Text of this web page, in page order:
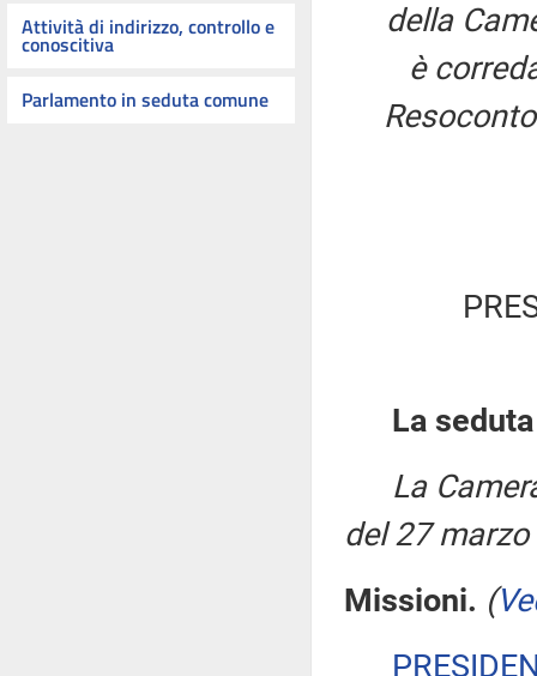
Attività di indirizzo, controllo e
conoscitiva
Parlamento in seduta comune
della
è
La
La
del 27
Missioni. (